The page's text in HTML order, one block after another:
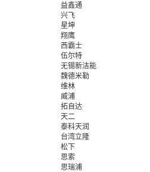
益鑫通
兴飞
星坤
翔鹰
西霸士
伍尔特
无锡新洁能
魏德米勒
维林
威浦
拓自达
天二
泰科天润
台湾立隆
松下
思索
思瑞浦